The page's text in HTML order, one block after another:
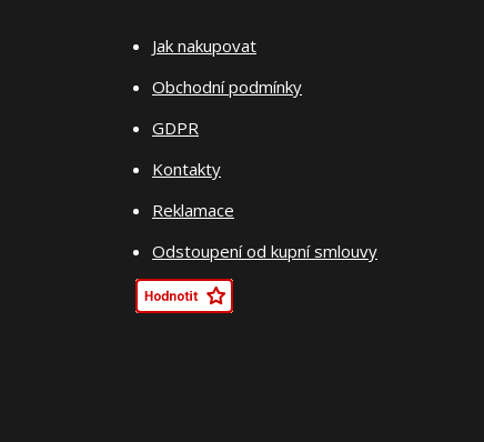
Jak nakupovat
Obchodní podmínky
GDPR
Kontakty
Reklamace
Odstoupení od kupní smlouvy